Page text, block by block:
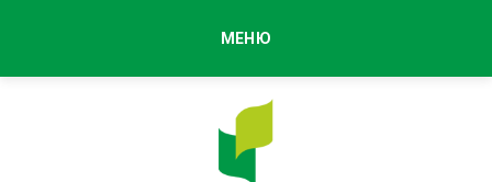
МЕНЮ